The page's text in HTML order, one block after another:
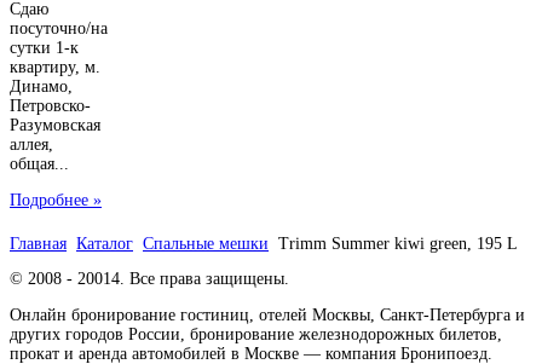
Сдаю
посуточно/на
сутки 1-к
квартиру, м.
Динамо,
Петровско-
Разумовская
аллея,
общая...
Подробнее »
Главная Каталог Спальные мешки Trimm Summer kiwi green, 195 L
© 2008 - 20014. Все права защищены.
Онлайн бронирование гостиниц, отелей Москвы, Санкт-Петербурга и
других городов России, бронирование железнодорожных билетов,
прокат и аренда автомобилей в Москве — компания Бронипоезд.